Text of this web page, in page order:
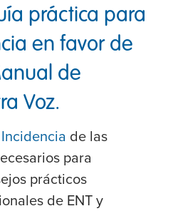
práctica para
en favor de
de
Voz.
de las
para
prácticos
de ENT y